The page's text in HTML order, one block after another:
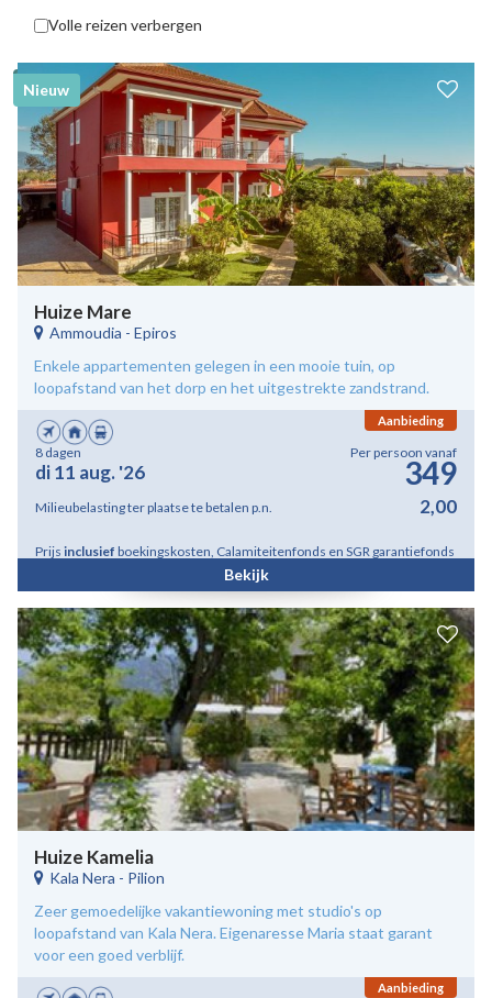
Volle reizen verbergen
Nieuw
Huize Mare
Ammoudia - Epiros
Enkele appartementen gelegen in een mooie tuin, op
loopafstand van het dorp en het uitgestrekte zandstrand.
Aanbieding
8 dagen
di 11 aug. '26
Per persoon vanaf
349
Milieubelasting ter plaatse te betalen p.n. 2,00
Prijs inclusief boekingskosten, Calamiteitenfonds en SGR garantiefonds
Bekijk
Huize Kamelia
Kala Nera - Pilion
Zeer gemoedelijke vakantiewoning met studio's op
loopafstand van Kala Nera. Eigenaresse Maria staat garant
voor een goed verblijf.
Aanbieding